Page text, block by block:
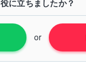
役に立ちましたか？
or